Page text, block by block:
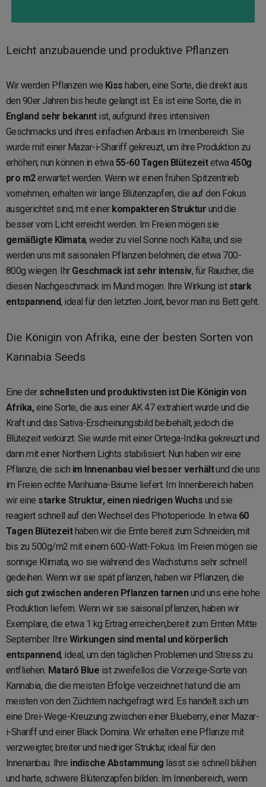
Leicht anzubauende und produktive Pflanzen
Wir werden Pflanzen wie Kiss haben, eine Sorte, die direkt aus
den 90er Jahren bis heute gelangt ist. Es ist eine Sorte, die in
England sehr bekanntist, aufgrund ihres intensiven
Geschmacks und ihres einfachen Anbaus im Innenbereich. Sie
wurde mit einer Mazar-i-Shariff gekreuzt, um ihre Produktion zu
erhöhen; nun können in etwa55-60 Tagen Blütezeitetwa450g
pro m2erwartet werden. Wenn wir einen frühen Spitzentrieb
vornehmen, erhalten wir lange Blütenzapfen, die auf den Fokus
ausgerichtet sind, mit einer kompakteren Struktur und die
besser vom Licht erreicht werden. Im Freien mögen sie
gemäßigte Klimata, weder zu viel Sonne noch Kälte, und sie
werden uns mit saisonalen Pflanzen belohnen, die etwa 700-
800g wiegen. Ihr Geschmack ist sehr intensiv, für Raucher, die
diesen Nachgeschmack im Mund mögen. Ihre Wirkung ist stark
entspannend, ideal für den letzten Joint, bevor man ins Bett geht.
Die Königin von Afrika, eine der besten Sorten von
Kannabia Seeds
Eine der schnellsten und produktivstenist Die Königin von
Afrika,eine Sorte, die aus einer AK 47 extrahiert wurde und die
Kraft und das Sativa-Erscheinungsbild beibehält, jedoch die
Blütezeit verkürzt. Sie wurde mit einer Ortega-Indika gekreuzt und
dann mit einer Northern Lights stabilisiert. Nun haben wir eine
Pflanze, die sich im Innenanbau viel besser verhältund die uns
im Freien echte Marihuana-Bäume liefert. Im Innenbereich haben
wir eine starke Struktur, einen niedrigen Wuchs und sie
reagiert schnell auf den Wechsel des Photoperiode. In etwa 60
Tagen Blütezeithaben wir die Ernte bereit zum Schneiden, mit
bis zu 500g/m2 mit einem 600-Watt-Fokus. Im Freien mögen sie
sonnige Klimata, wo sie während des Wachstums sehr schnell
gedeihen. Wenn wir sie spät pflanzen, haben wir Pflanzen, die
sich gut zwischen anderen Pflanzen tarnenund uns eine hohe
Produktion liefern. Wenn wir sie saisonal pflanzen, haben wir
Exemplare, die etwa 1 kg Ertrag erreichen,bereit zum Ernten Mitte
September. Ihre Wirkungen sind mental und körperlich
entspannend, ideal, um den täglichen Problemen und Stress zu
entfliehen. Mataró Blue ist zweifellos die Vorzeige-Sorte von
Kannabia, die die meisten Erfolge verzeichnet hat und die am
meisten von den Züchtern nachgefragt wird. Es handelt sich um
eine Drei-Wege-Kreuzung zwischen einer Blueberry, einer Mazar-
i-Shariff und einer Black Domina. Wir erhalten eine Pflanze mit
verzweigter, breiter und niedriger Struktur, ideal für den
Innenanbau. Ihre indische Abstammung lässt sie schnell blühen
und harte, schwere Blütenzapfen bilden. Im Innenbereich, wenn